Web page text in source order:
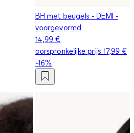
BH met beugels - DEMI -
voorgevormd
14,99 €
oorspronkelijke prijs 17,99 €
-16%